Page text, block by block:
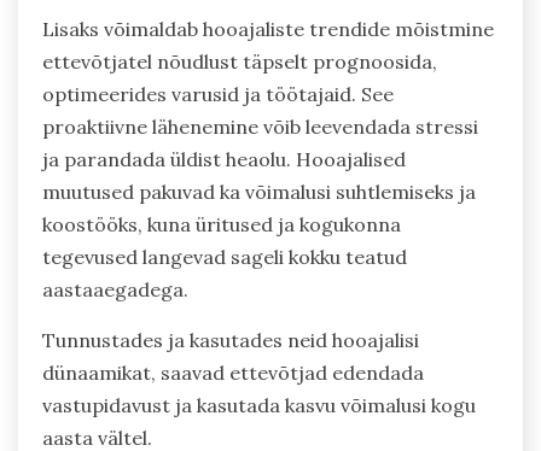
Lisaks võimaldab hooajaliste trendide mõistmine
ettevõtjatel nõudlust täpselt prognoosida,
optimeerides varusid ja töötajaid. See
proaktiivne lähenemine võib leevendada stressi
ja parandada üldist heaolu. Hooajalised
muutused pakuvad ka võimalusi suhtlemiseks ja
koostööks, kuna üritused ja kogukonna
tegevused langevad sageli kokku teatud
aastaaegadega.
Tunnustades ja kasutades neid hooajalisi
dünaamikat, saavad ettevõtjad edendada
vastupidavust ja kasutada kasvu võimalusi kogu
aasta vältel.